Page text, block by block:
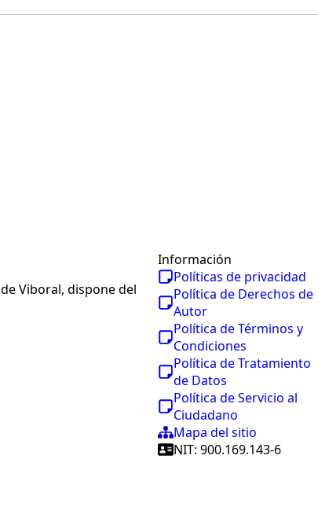
Viboral, dispone del
Información
Políticas de privacidad
Política de Derechos de
Autor
Política de Términos y
Condiciones
Política de Tratamiento
de Datos
Política de Servicio al
Ciudadano
Mapa del sitio
NIT: 900.169.143-6